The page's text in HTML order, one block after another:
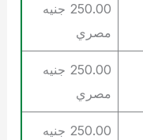
250.00 جنيه
مصري
250.00 جنيه
مصري
250.00 جنيه